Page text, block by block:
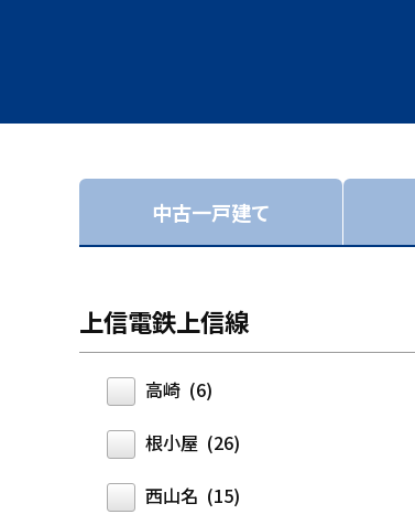
中古一戸建て
上信電鉄上信線
高崎 (6)
根小屋 (26)
西山名 (15)